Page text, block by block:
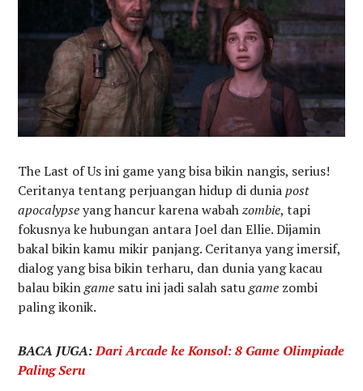
The Last of Us ini game yang bisa bikin nangis, serius!
Ceritanya tentang perjuangan hidup di duniapost
apocalypseyang hancur karena wabahzombie, tapi
fokusnya ke hubungan antara Joel dan Ellie. Dijamin
bakal bikin kamu mikir panjang. Ceritanya yang imersif,
dialog yang bisa bikin terharu, dan dunia yang kacau
balau bikingame satu ini jadi salah satugame zombi
paling ikonik.
BACA JUGA:Dari Arcade ke Konsol: 8 Game Olimpiade
Paling Seru